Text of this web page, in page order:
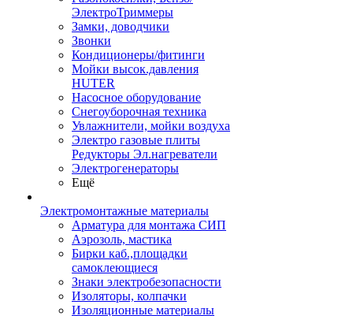
ЭлектроТриммеры
Замки, доводчики
Звонки
Кондиционеры/фитинги
Мойки высок.давления
HUTER
Насосное оборудование
Снегоуборочная техника
Увлажнители, мойки воздуха
Электро газовые плиты
Редукторы Эл.нагреватели
Электрогенераторы
Ещё
Электромонтажные материалы
Арматура для монтажа СИП
Аэрозоль, мастика
Бирки каб.,площадки
самоклеющиеся
Знаки электробезопасности
Изоляторы, колпачки
Изоляционные материалы